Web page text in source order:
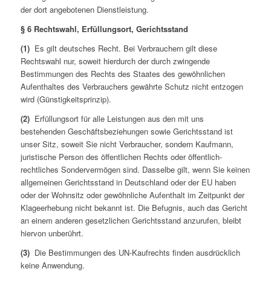
der dort angebotenen Dienstleistung.
§ 6 Rechtswahl, Erfüllungsort, Gerichtsstand
(1) Es gilt deutsches Recht. Bei Verbrauchern gilt diese
Rechtswahl nur, soweit hierdurch der durch zwingende
Bestimmungen des Rechts des Staates des gewöhnlichen
Aufenthaltes des Verbrauchers gewährte Schutz nicht entzogen
wird (Günstigkeitsprinzip).
(2)Erfüllungsort für alle Leistungen aus den mit uns
bestehenden Geschäftsbeziehungen sowie Gerichtsstand ist
unser Sitz, soweit Sie nicht Verbraucher, sondern Kaufmann,
juristische Person des öffentlichen Rechts oder öffentlich-
rechtliches Sondervermögen sind. Dasselbe gilt, wenn Sie keinen
allgemeinen Gerichtsstand in Deutschland oder der EU haben
oder der Wohnsitz oder gewöhnliche Aufenthalt im Zeitpunkt der
Klageerhebung nicht bekannt ist. Die Befugnis, auch das Gericht
an einem anderen gesetzlichen Gerichtsstand anzurufen, bleibt
hiervon unberührt.
(3)Die Bestimmungen des UN-Kaufrechts finden ausdrücklich
keine Anwendung.